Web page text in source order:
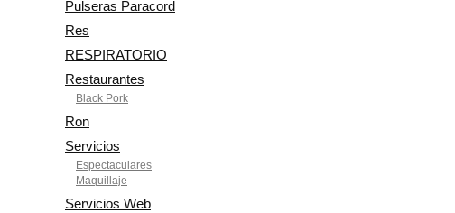
Pulseras Paracord
Res
RESPIRATORIO
Restaurantes
Black Pork
Ron
Servicios
Espectaculares
Maquillaje
Servicios Web